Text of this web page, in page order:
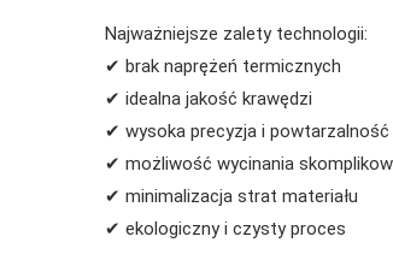
Najważniejsze zalety technologii:
✔ brak naprężeń termicznych
✔ idealna jakość krawędzi
✔ wysoka precyzja i powtarzalność
✔ możliwość wycinania
✔ minimalizacja strat materiału
✔ ekologiczny i czysty proces